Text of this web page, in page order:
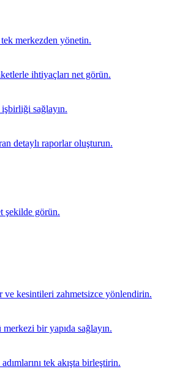
merkezden yönetin.
ihtiyaçları net görün.
sağlayın.
detaylı raporlar oluşturun.
şekilde görün.
ve kesintileri zahmetsizce yönlendirin.
bir yapıda sağlayın.
tek akışta birleştirin.